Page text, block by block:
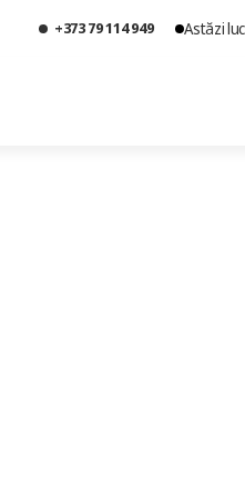
+373 79 114 949 Astăzi